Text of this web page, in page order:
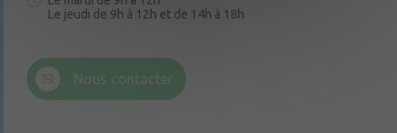
Le jeudi de 9h à 12h et de 14h à 18h
Nous contacter